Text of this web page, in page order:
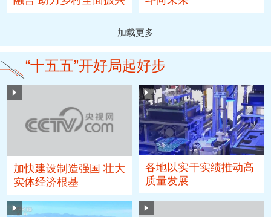
加载更多
“十五五”开好局起好步
加快建设制造强国 壮大
实体经济根基
各地以实干实绩推动高
质量发展